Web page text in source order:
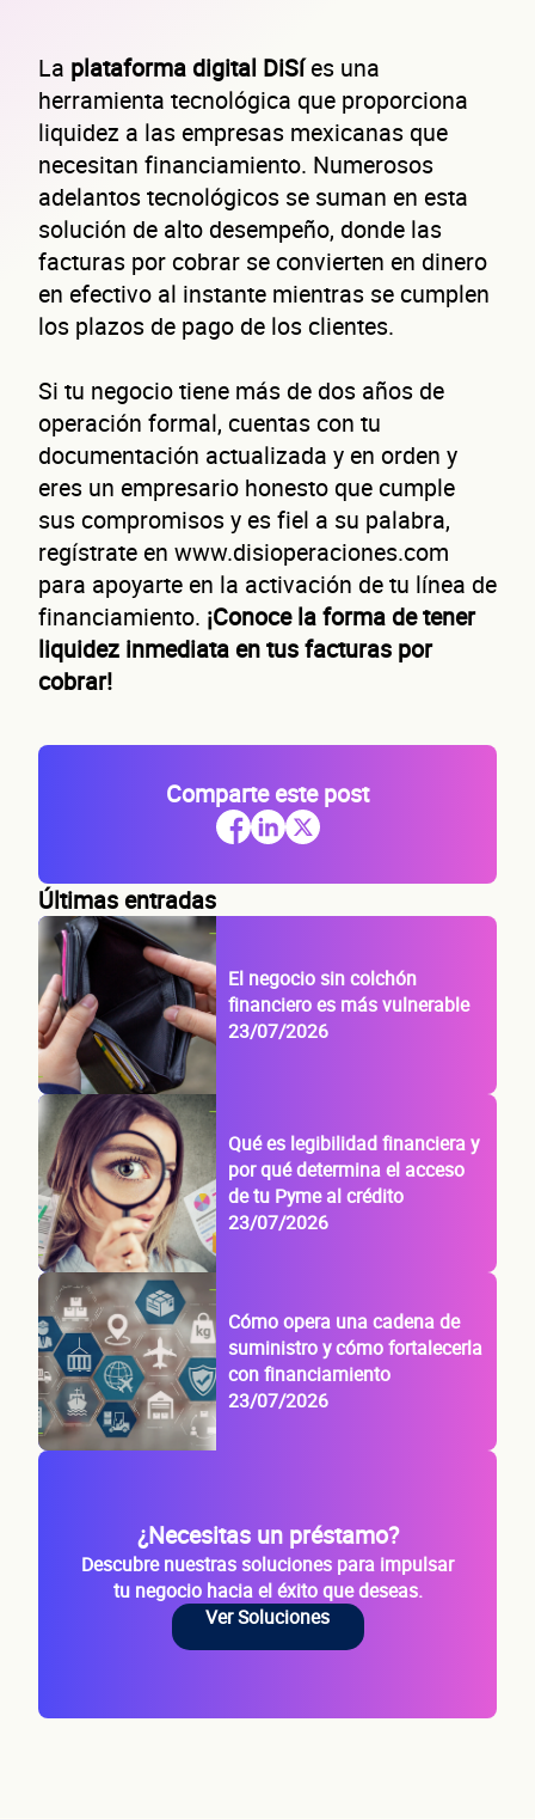
La plataforma digital DiSíes una
herramienta tecnológica que proporciona
liquidez a las empresas mexicanas que
necesitan financiamiento. Numerosos
adelantos tecnológicos se suman en esta
solución de alto desempeño, donde las
facturas por cobrar se convierten en dinero
en efectivo al instante mientras se cumplen
los plazos de pago de los clientes.
Si tu negocio tiene más de dos años de
operación formal, cuentas con tu
documentación actualizada y en orden y
eres un empresario honesto que cumple
sus compromisos y es fiel a su palabra,
regístrate en www.disioperaciones.com
para apoyarte en la activación de tu línea de
financiamiento. ¡Conoce la forma de tener
liquidez inmediata en tus facturas por
cobrar!
Comparte este post
Últimas entradas
El negocio sin colchón
financiero es más vulnerable
23/07/2026
Qué es legibilidad financiera y
por qué determina el acceso
de tu Pyme al crédito
23/07/2026
Cómo opera una cadena de
suministro y cómo fortalecerla
con financiamiento
23/07/2026
¿Necesitas un préstamo?
Descubre nuestras soluciones para impulsar
tu negocio hacia el éxito que deseas.
Ver Soluciones